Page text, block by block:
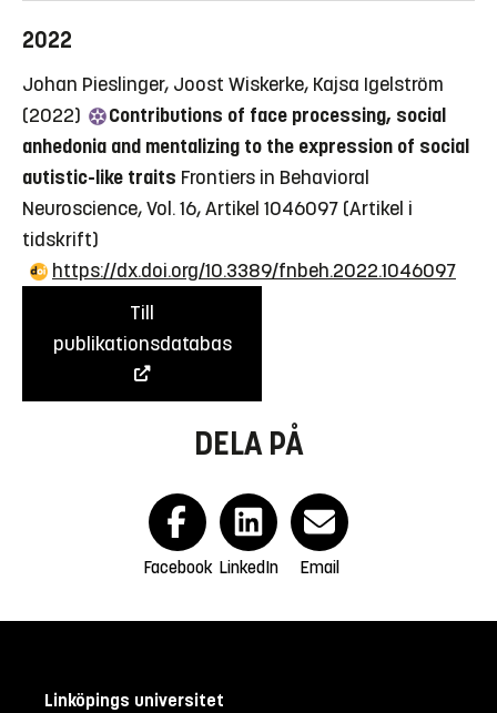
2022
Johan Pieslinger, Joost Wiskerke, Kajsa Igelström
(2022)
Contributions of face processing, social
anhedonia and mentalizing to the expression of social
autistic-like traits Frontiers in Behavioral
Neuroscience, Vol. 16, Artikel 1046097 (Artikel i
tidskrift)
https://dx.doi.org/10.3389/fnbeh.2022.1046097
Till
publikationsdatabas
DELA PÅ
Facebook LinkedIn Email
Linköpings universitet